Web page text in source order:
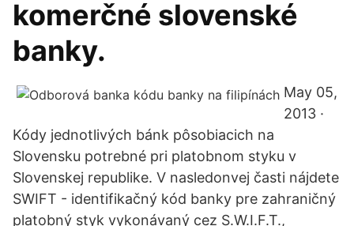
komerčné slovenské
banky.
May 05,
2013 ·
Kódy jednotlivých bánk pôsobiacich na
Slovensku potrebné pri platobnom styku v
Slovenskej republike. V nasledonvej časti nájdete
SWIFT - identifikačný kód banky pre zahraničný
platobný styk vykonávaný cez S.W.I.F.T.,